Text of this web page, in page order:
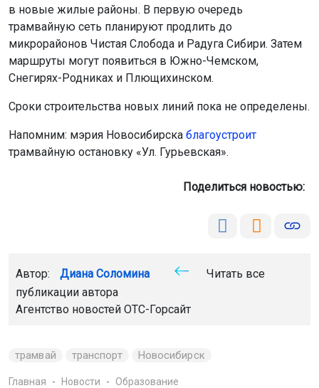
в новые жилые районы. В первую очередь
трамвайную сеть планируют продлить до
микрорайонов Чистая Слобода и Радуга Сибири. Затем
маршруты могут появиться в Южно-Чемском,
Снегирях-Родниках и Плющихинском.
Сроки строительства новых линий пока не определены.
Напомним: мэрия Новосибирска благоустроит
трамвайную остановку «Ул. Гурьевская».
Поделиться новостью:
Автор: Диана Соломина
Читать все
публикации автора
Агентство новостей ОТС-Горсайт
трамвай транспорт Новосибирск
Главная Новости Образование